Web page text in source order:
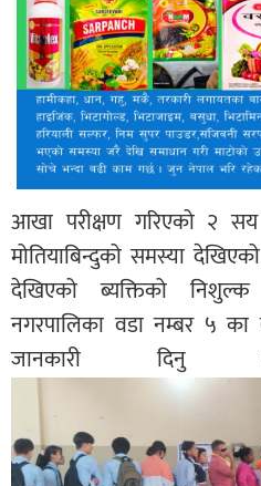
आखा परीक्षण गरिएको २
मोतियाबिन्दुको समस्या
देखिएको ब्यक्तिको
नगरपालिका वडा नम्बर ५ का
जानकारी